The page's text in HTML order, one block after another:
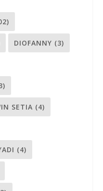
DIOFANNY (3)
SETIA (4)
(4)